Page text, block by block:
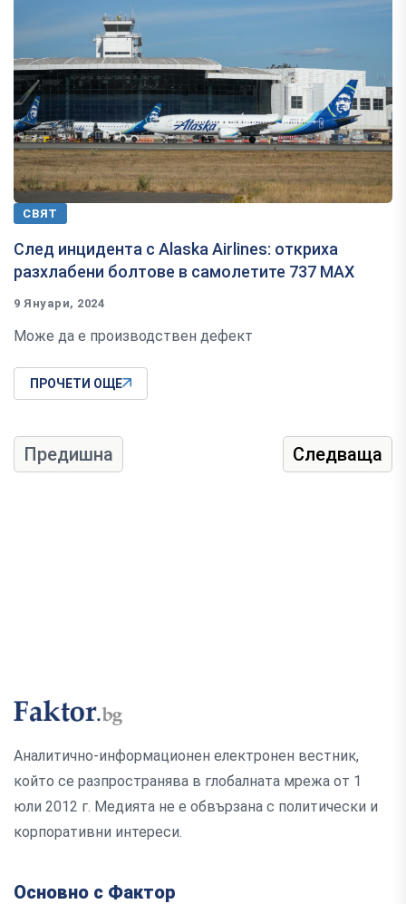
СВЯТ
След инцидента с Alaska Airlines: откриха
разхлабени болтове в самолетите 737 MAX
9 Януари, 2024
Може да е производствен дефект
ПРОЧЕТИ ОЩЕ
Предишна Следваща
Аналитично-информационен електронен вестник,
който се разпространява в глобалната мрежа от 1
юли 2012 г. Медията не е обвързана с политически и
корпоративни интереси.
Основно с Фактор